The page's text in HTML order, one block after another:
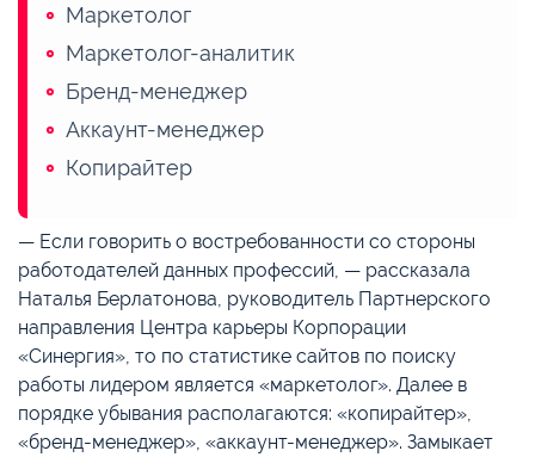
Маркетолог
Маркетолог-аналитик
Бренд-менеджер
Аккаунт-менеджер
Копирайтер
— Если говорить о востребованности со стороны
работодателей данных профессий, — рассказала
Наталья Берлатонова, руководитель Партнерского
направления Центра карьеры Корпорации
«Синергия», то по статистике сайтов по поиску
работы лидером является «маркетолог». Далее в
порядке убывания располагаются: «копирайтер»,
«бренд-менеджер», «аккаунт-менеджер». Замыкает